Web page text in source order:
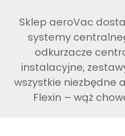
Sklep aeroVac
systemy
odkurzacze
instalacyjne,
wszystkie niezbędne
Flexin – wąż